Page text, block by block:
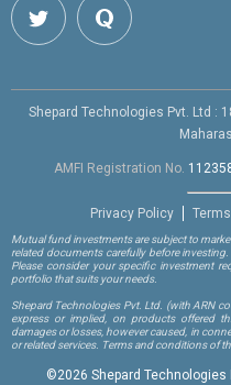
Shepard Technologies Pvt. Ltd :
AMFI Registration No.
Privacy Policy
Mutual fund investments are subject to
related documents carefully before
Please consider your specific investment
portfolio that suits your needs.
Shepard Technologies Pvt. Ltd. (with ARN
express or implied, on products offered
damages or losses, however caused, in
or related services. Terms and conditions of
©2026 Shepard